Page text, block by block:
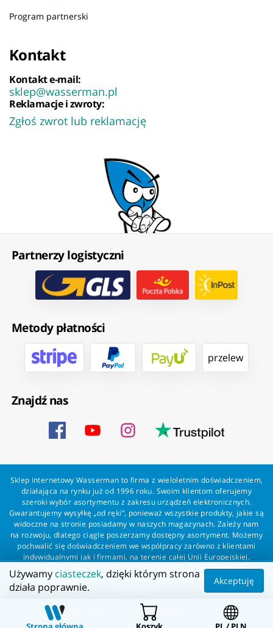
Program partnerski
Kontakt
Kontakt e-mail:
sklep@wasserman.pl
Reklamacje i zwroty:
Zgłoś zwrot lub reklamację
Partnerzy logistyczni
Metody płatności
przelew
Znajdź nas
Sklep internetowy Wasserman to firma z wieloletnim doświadczeniem,
działająca na rynku już od 1996 roku. Swoim klientom oferujemy
szeroki wybór asortymentu z zakresu urządzeń elektronicznych.
Gwarantujemy wysyłkę „od ręki”, ponieważ wszystkie produkty, jakie są
widoczne na stronie posiadamy w naszych magazynach. Zależy nam
na rozwoju, dlatego ciągle poszerzamy dostępny asortyment. Możemy
pochwalić się doświadczeniem we współpracy zarówno z klientami
indywidualnymi jak i firmami, na terenie całej Unii Europejskiej.
Zapewniamy profesjonalną obsługę każdego klienta oraz szybką i
bezproblemową realizację zamówień. Wasserman - wszystko dla
Wszelkie prawa zastrzeżone dla Wasserman.eu
Używamy ciasteczek, dzięki którym strona
działa poprawnie.
Akceptuję